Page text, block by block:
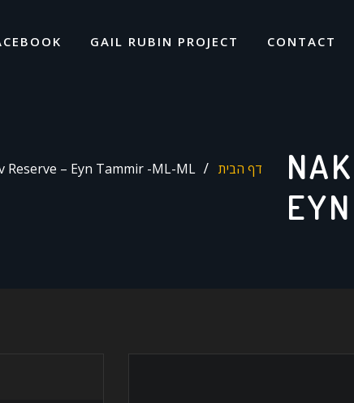
CONTACT
GAIL RUBIN PROJECT
דף הבית Reserve – Eyn Tammir -ML-ML